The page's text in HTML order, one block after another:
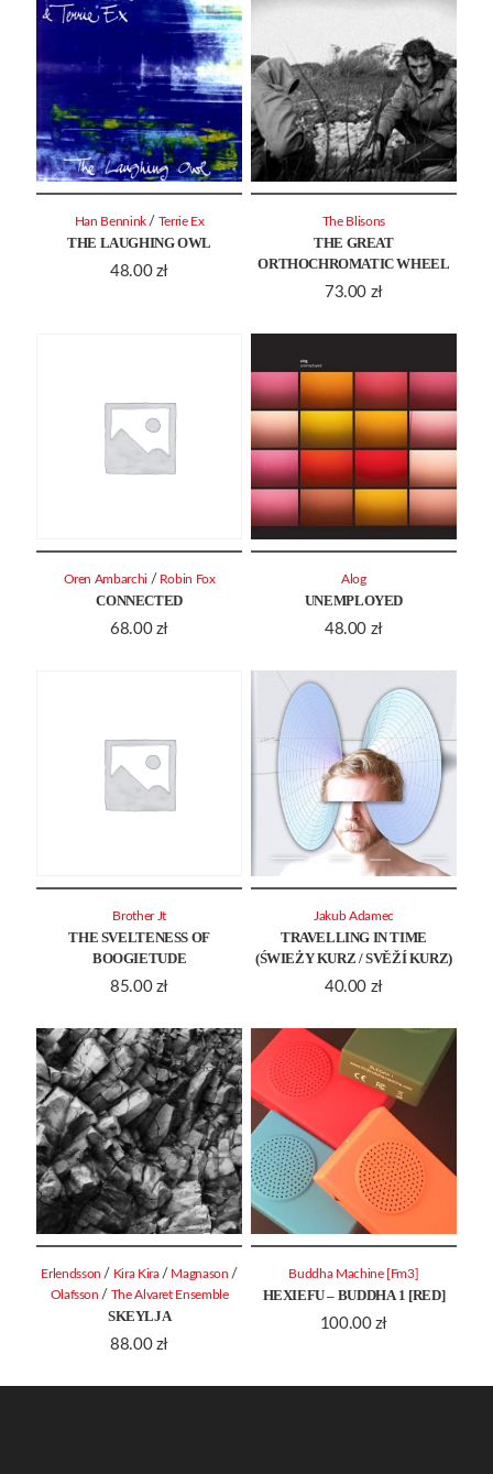
THE LAUGHING OWL
48.00 zł
Han Bennink / Terrie Ex
THE GREAT
ORTHOCHROMATIC WHEEL
73.00 zł
The Blisons
CONNECTED
68.00 zł
Oren Ambarchi / Robin Fox
UNEMPLOYED
48.00 zł
Alog
THE SVELTENESS OF
BOOGIETUDE
85.00 zł
Brother Jt
TRAVELLING IN TIME
(ŚWIEŻY KURZ / SVĚŽÍ KURZ)
40.00 zł
Jakub Adamec
SKEYLJA
88.00 zł
Erlendsson / Kira Kira / Magnason /
Olafsson / The Alvaret Ensemble
HEXIEFU – BUDDHA 1 [RED]
100.00 zł
Buddha Machine [Fm3]